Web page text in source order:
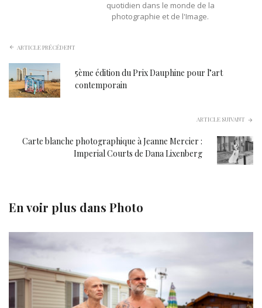
quotidien dans le monde de la
photographie et de l'Image.
ARTICLE PRÉCÉDENT
5ème édition du Prix Dauphine pour l’art
contemporain
ARTICLE SUIVANT
Carte blanche photographique à Jeanne Mercier :
Imperial Courts de Dana Lixenberg
En voir plus dans Photo